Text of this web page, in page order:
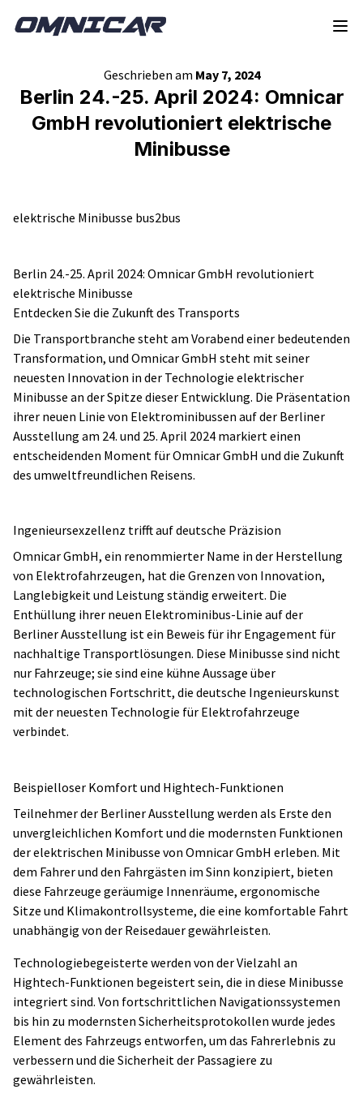
Geschrieben am May 7, 2024
Berlin 24.-25. April 2024: Omnicar
GmbH revolutioniert elektrische
Minibusse
elektrische Minibusse bus2bus
Berlin 24.-25. April 2024: Omnicar GmbH revolutioniert
elektrische Minibusse
Entdecken Sie die Zukunft des Transports
Die Transportbranche steht am Vorabend einer bedeutenden
Transformation, und Omnicar GmbH steht mit seiner
neuesten Innovation in der Technologie elektrischer
Minibusse an der Spitze dieser Entwicklung. Die Präsentation
ihrer neuen Linie von Elektrominibussen auf der Berliner
Ausstellung am 24. und 25. April 2024 markiert einen
entscheidenden Moment für Omnicar GmbH und die Zukunft
des umweltfreundlichen Reisens.
Ingenieursexzellenz trifft auf deutsche Präzision
Omnicar GmbH, ein renommierter Name in der Herstellung
von Elektrofahrzeugen, hat die Grenzen von Innovation,
Langlebigkeit und Leistung ständig erweitert. Die
Enthüllung ihrer neuen Elektrominibus-Linie auf der
Berliner Ausstellung ist ein Beweis für ihr Engagement für
nachhaltige Transportlösungen. Diese Minibusse sind nicht
nur Fahrzeuge; sie sind eine kühne Aussage über
technologischen Fortschritt, die deutsche Ingenieurskunst
mit der neuesten Technologie für Elektrofahrzeuge
verbindet.
Beispielloser Komfort und Hightech-Funktionen
Teilnehmer der Berliner Ausstellung werden als Erste den
unvergleichlichen Komfort und die modernsten Funktionen
der elektrischen Minibusse von Omnicar GmbH erleben. Mit
dem Fahrer und den Fahrgästen im Sinn konzipiert, bieten
diese Fahrzeuge geräumige Innenräume, ergonomische
Sitze und Klimakontrollsysteme, die eine komfortable Fahrt
unabhängig von der Reisedauer gewährleisten.
Technologiebegeisterte werden von der Vielzahl an
Hightech-Funktionen begeistert sein, die in diese Minibusse
integriert sind. Von fortschrittlichen Navigationssystemen
bis hin zu modernsten Sicherheitsprotokollen wurde jedes
Element des Fahrzeugs entworfen, um das Fahrerlebnis zu
verbessern und die Sicherheit der Passagiere zu
gewährleisten.